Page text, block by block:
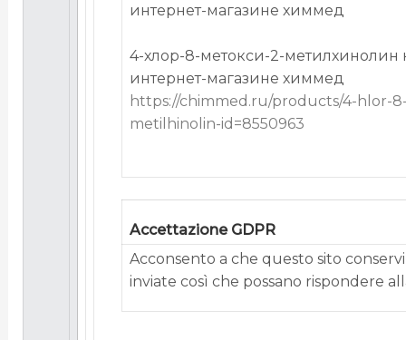
интернет-магазине химмед
4-хлор-8-метокси-2-метилхинолин
интернет-магазине химмед
https://chimmed.ru/products/4-hlor-
metilhinolin-id=8550963
Accettazione GDPR
Acconsento a che questo sito
inviate così che possano rispondere